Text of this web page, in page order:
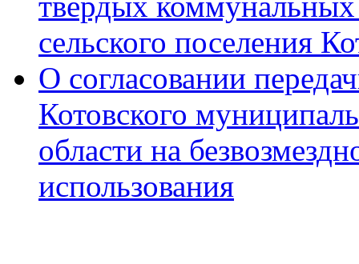
сельского поселения
О согласовании
Котовского
области на
использования